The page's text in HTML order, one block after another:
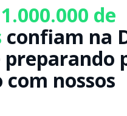
de
confiam na
preparando
nossos